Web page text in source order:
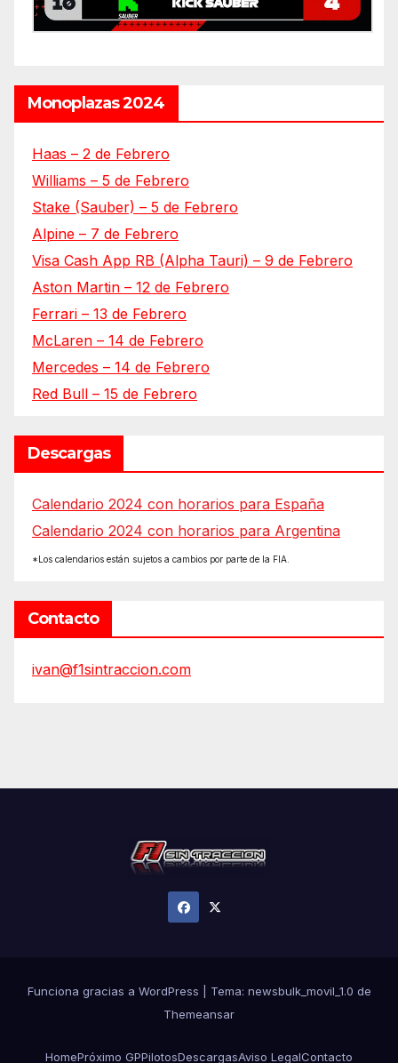
Monoplazas 2024
Haas – 2 de Febrero
Williams – 5 de Febrero
Stake (Sauber) – 5 de Febrero
Alpine – 7 de Febrero
Visa Cash App RB (Alpha Tauri) – 9 de Febrero
Aston Martin – 12 de Febrero
Ferrari – 13 de Febrero
McLaren – 14 de Febrero
Mercedes – 14 de Febrero
Red Bull – 15 de Febrero
Descargas
Calendario 2024 con horarios para España
Calendario 2024 con horarios para Argentina
*Los calendarios están sujetos a cambios por parte de la FIA.
Contacto
ivan@f1sintraccion.com
Funciona gracias a WordPress Tema: newsbulk_movil_1.0 de
Themeansar
HomePróximo GPPilotosDescargasAviso LegalContacto